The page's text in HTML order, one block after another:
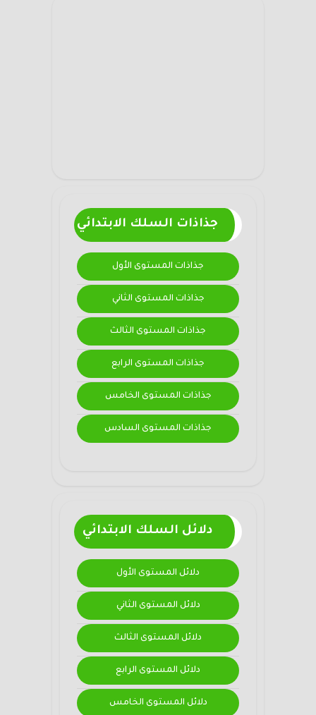
جذاذات السلك الابتدائي
جذاذات المستوى الأول
جذاذات المستوى الثاني
جذاذات المستوى الثالث
جذاذات المستوى الرابع
جذاذات المستوى الخامس
جذاذات المستوى السادس
دلائل السلك الابتدائي
دلائل المستوى الأول
دلائل المستوى الثاني
دلائل المستوى الثالث
دلائل المستوى الرابع
دلائل المستوى الخامس